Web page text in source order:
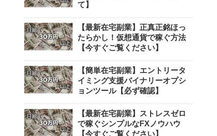
て】
【最新在宅副業】正真正銘ほっ
たらかし！仮想通貨で稼ぐ方法
【今すぐご覧ください】
【簡単在宅副業】エントリータ
イミング支援バイナリーオプシ
ョンツール【必ず確認】
【最新在宅副業】ストレスゼロ
で稼ぐシンプルなFXノウハウ
【今すぐご覧ください】